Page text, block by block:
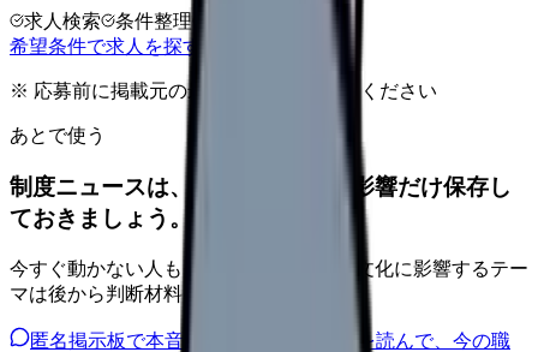
求人検索 条件整理
希望条件で求人を探す
※ 応募前に掲載元の最新情報を確認してください
あとで使う
制度ニュースは、自分の職場への影響だけ保存し
ておきましょう。
今すぐ動かない人も、給与・人員・安全文化に影響するテー
マは後から判断材料になります。
匿名掲示板で本音を見る
同じ悩みの声を読んで、今の職